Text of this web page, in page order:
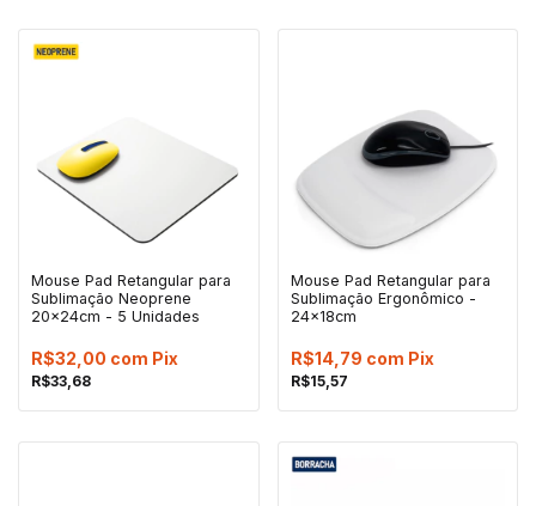
Mouse Pad Retangular para
Sublimação Neoprene
20x24cm - 5 Unidades
R$33,68
R$32,00 com Pix
Mouse Pad Retangular para
Sublimação Ergonômico -
24x18cm
R$15,57
R$14,79 com Pix